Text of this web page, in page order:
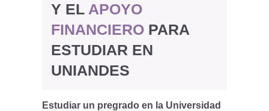
Y EL APOYO
FINANCIERO PARA
ESTUDIAR EN
UNIANDES
Estudiar un pregrado en la Universidad